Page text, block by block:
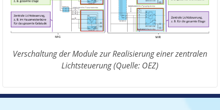
Verschaltung der Module zur Realisierung einer zentralen
Lichtsteuerung (Quelle: OEZ)